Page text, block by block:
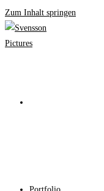
Zum Inhalt springen